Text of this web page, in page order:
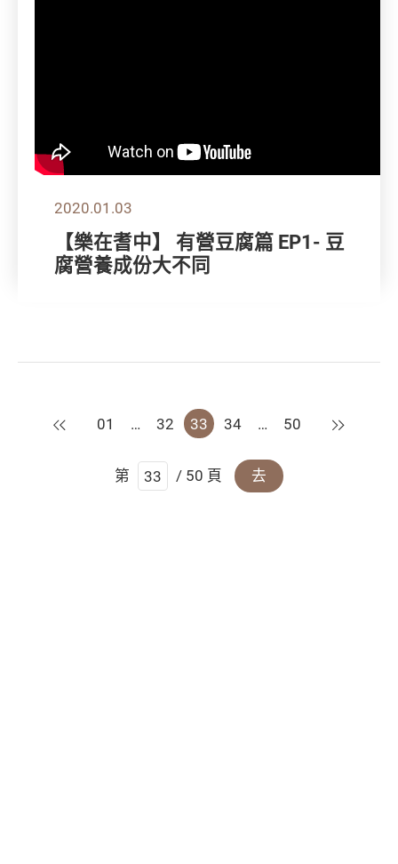
2020.01.03
【樂在耆中】 有營豆腐篇 EP1- 豆
腐營養成份大不同
上一頁
01 … 32 33 34 … 50 下一頁
第 / 50 頁 去